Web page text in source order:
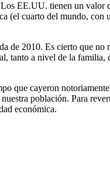
EE.UU. tienen un valor
(el cuarto del mundo,
2010. Es cierto que no
tanto a nivel de la
que cayeron
población. Para
económica.